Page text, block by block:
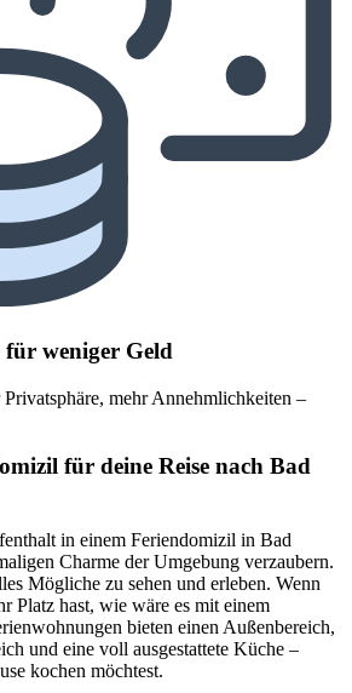
weniger Geld
mehr Annehmlichkeiten –
für deine Reise nach Bad
in einem Feriendomizil in Bad
Charme der Umgebung verzaubern.
Mögliche zu sehen und erleben. Wenn
Platz hast, wie wäre es mit einem
bieten einen Außenbereich,
und eine voll ausgestattete Küche –
kochen möchtest.